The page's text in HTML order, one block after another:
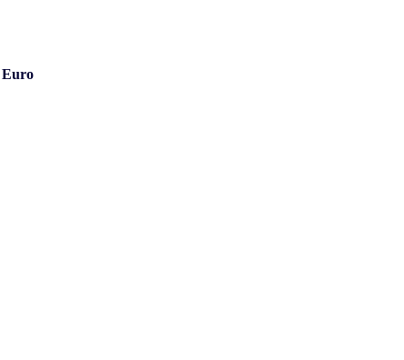
Euro